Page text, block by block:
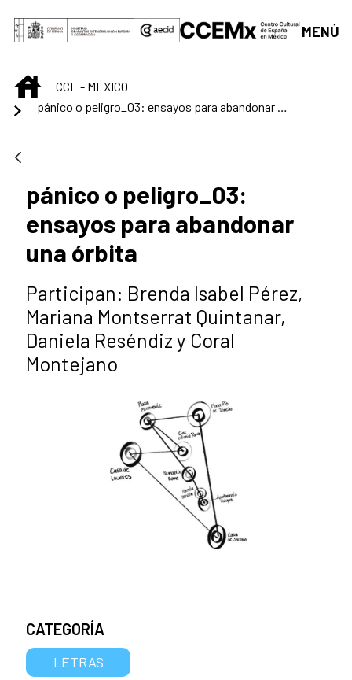
Saltar al contenido principal
MENÚ
INICIOCCE - MEXICO
pánico o peligro_03: ensayos para abandonar una órbita
pánico o peligro_03:
ensayos para abandonar
una órbita
Participan: Brenda Isabel Pérez,
Mariana Montserrat Quintanar,
Daniela Reséndiz y Coral
Montejano
CATEGORÍA
LETRAS